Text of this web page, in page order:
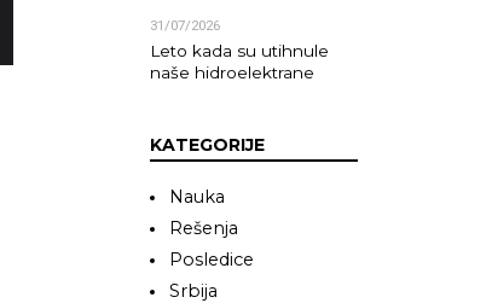
31/07/2026
Leto kada su utihnule
naše hidroelektrane
KATEGORIJE
Nauka
Rešenja
Posledice
Srbija